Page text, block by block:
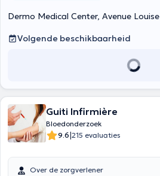
Dermo Medical Center, Avenue
Volgende beschikbaarheid
Guiti Infirmière
Bloedonderzoek
9.6|215 evaluaties
Over de zorgverlener